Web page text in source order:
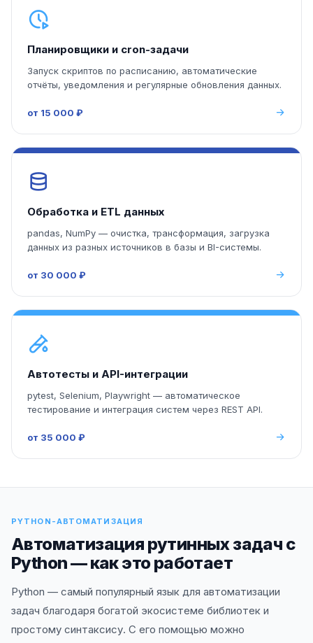
Планировщики и cron-задачи
Запуск скриптов по расписанию, автоматические
отчёты, уведомления и регулярные обновления данных.
от 15 000 ₽
Обработка и ETL данных
pandas, NumPy — очистка, трансформация, загрузка
данных из разных источников в базы и BI-системы.
от 30 000 ₽
Автотесты и API-интеграции
pytest, Selenium, Playwright — автоматическое
тестирование и интеграция систем через REST API.
от 35 000 ₽
PYTHON-АВТОМАТИЗАЦИЯ
Автоматизация рутинных задач с
Python — как это работает
Python — самый популярный язык для автоматизации
задач благодаря богатой экосистеме библиотек и
простому синтаксису. С его помощью можно